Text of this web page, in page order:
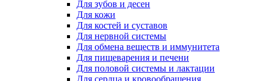
Для зубов и десен
Для кожи
Для костей и суставов
Для нервной системы
Для обмена веществ и иммунитета
Для пищеварения и печени
Для половой системы и лактации
Для сердца и кровообращения